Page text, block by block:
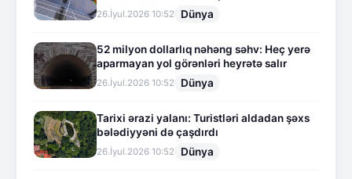
26.İyul.2026 10:52 Dünya
52 milyon dollarlıq nəhəng səhv: Heç yerə
aparmayan yol görənləri heyrətə salır
26.İyul.2026 10:52 Dünya
Tarixi ərazi yalanı: Turistləri aldadan şəxs
bələdiyyəni də çaşdırdı
26.İyul.2026 10:52 Dünya